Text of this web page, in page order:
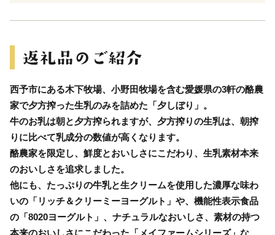
西予市にある木下牧場、小野田牧場を含む愛媛県の3軒の酪農
家で夕方搾った生乳のみを詰めた「夕しぼり」。
牛のお乳は朝と夕方搾られますが、夕方搾りの生乳は、朝搾
りに比べて乳成分の数値が高くなります。
酪農家を限定し、鮮度とおいしさにこだわり、生乳素材本来
のおいしさを追求しました。
他にも、たっぷりの牛乳と生クリームを使用した濃厚な味わ
いの「リッチ＆クリーミーヨーグルト」や、機能性表示食品
の「8020ヨーグルト」、ナチュラルなおいしさ、素材の持つ
本来のおいしさにこだわった「メイファームシリーズ」な